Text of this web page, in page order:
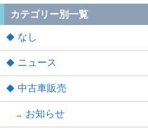
カテゴリー別一覧
なし
ニュース
中古車販売
お知らせ